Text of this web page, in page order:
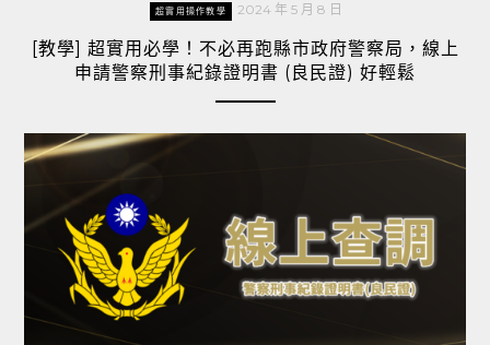
超實用操作教學 2024 年 5 月 8 日
[教學] 超實用必學！不必再跑縣市政府警察局，線上
申請警察刑事紀錄證明書 (良民證) 好輕鬆